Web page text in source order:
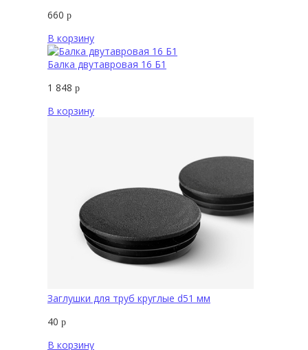
660 р
В корзину
Балка двутавровая 16 Б1
1 848 р
В корзину
Заглушки для труб круглые d51 мм
40 р
В корзину